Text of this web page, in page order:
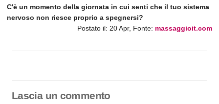
C'è un momento della giornata in cui senti che il tuo sistema
nervoso non riesce proprio a spegnersi?
Postato il: 20 Apr, Fonte: massaggioit.com
Lascia un commento